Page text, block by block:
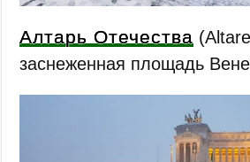
Алтарь Отечества
заснеженная площадь